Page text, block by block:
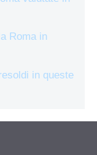
Roma in
in queste